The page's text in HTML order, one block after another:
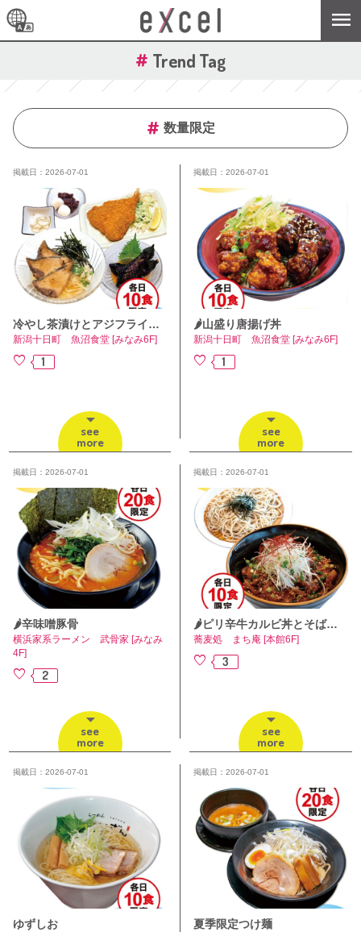
Trend Tag
数量限定
掲載日：2026-07-01
冷やし茶漬けとアジフライセット
新潟十日町 魚沼食堂 [みなみ6F]
1
see
more
掲載日：2026-07-01
🌶️山盛り唐揚げ丼
新潟十日町 魚沼食堂 [みなみ6F]
1
see
more
掲載日：2026-07-01
🌶️辛味噌豚骨
横浜家系ラーメン 武骨家 [みなみ
4F]
2
see
more
掲載日：2026-07-01
🌶️ピリ辛牛カルビ丼とそばのセット
蕎麦処 まち庵 [本館6F]
3
see
more
掲載日：2026-07-01
ゆずしお
掲載日：2026-07-01
夏季限定つけ麺